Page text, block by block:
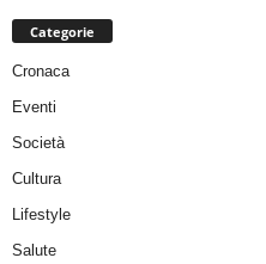
Categorie
Cronaca
Eventi
Società
Cultura
Lifestyle
Salute